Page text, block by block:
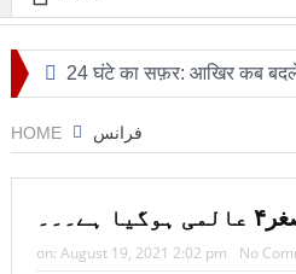
24 घंटे का सफ़र: आखिर कब बदलेगी
HOME فرانس
on: August 19, 2021 2:02 pm No